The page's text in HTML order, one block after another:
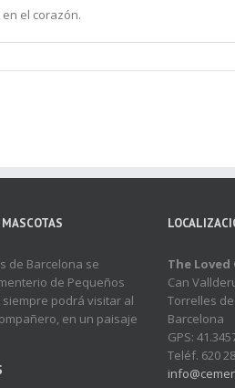
el corazón.
de Barcelona se
de Pequeños
podrá visitar al
en un paisaje
The Loved
Can
Torrelles
Barcelona
GPS:
Teléf. 620